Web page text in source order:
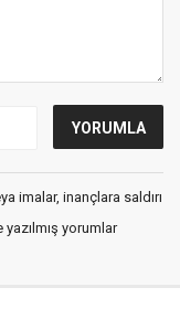
imalar, inançlara saldırı
yorumlar